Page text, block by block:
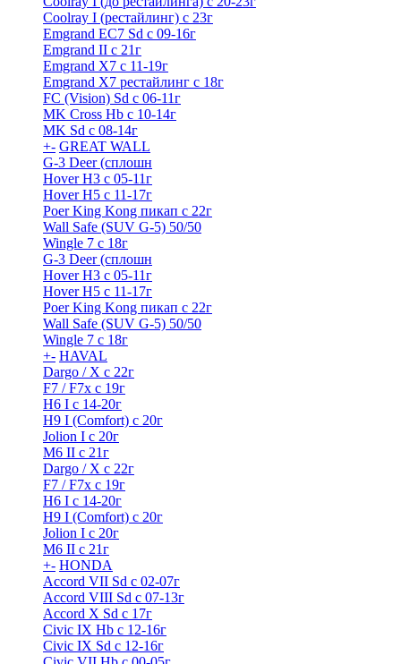
Coolray I (рестайлинг) с 23г
Emgrand EC7 Sd c 09-16г
Emgrand II с 21г
Emgrand X7 c 11-19г
Emgrand X7 рестайлинг c 18г
FC (Vision) Sd c 06-11г
MK Cross Hb с 10-14г
MK Sd с 08-14г
+- GREAT WALL
G-3 Deer (сплошн
Hover H3 с 05-11г
Hover H5 с 11-17г
Poer King Kong пикап с 22г
Wall Safe (SUV G-5) 50/50
Wingle 7 с 18г
G-3 Deer (сплошн
Hover H3 с 05-11г
Hover H5 с 11-17г
Poer King Kong пикап с 22г
Wall Safe (SUV G-5) 50/50
Wingle 7 с 18г
+- HAVAL
Dargo / Х с 22г
F7 / F7x с 19г
H6 I с 14-20г
H9 I (Comfort) с 20г
Jolion I с 20г
M6 II с 21г
Dargo / Х с 22г
F7 / F7x с 19г
H6 I с 14-20г
H9 I (Comfort) с 20г
Jolion I с 20г
M6 II с 21г
+- HONDA
Accord VII Sd с 02-07г
Accord VIII Sd с 07-13г
Accord X Sd с 17г
Civic IX Hb с 12-16г
Civic IX Sd c 12-16г